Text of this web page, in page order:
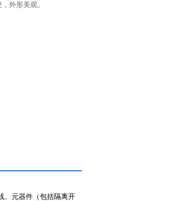
外形美观。
、元器件（包括隔离开